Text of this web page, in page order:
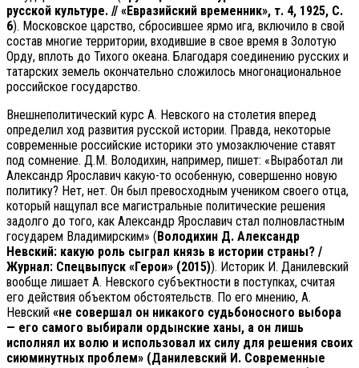
русской культуре. // «Евразийский временник», т. 4, 1925, С.
6). Московское царство, сбросившее ярмо ига, включило в свой
состав многие территории, входившие в свое время в Золотую
Орду, вплоть до Тихого океана. Благодаря соединению русских и
татарских земель окончательно сложилось многонациональное
российское государство.
Внешнеполитический курс А. Невского на столетия вперед
определил ход развития русской истории. Правда, некоторые
современные российские историки это умозаключение ставят
под сомнение. Д.М. Володихин, например, пишет: «Выработал ли
Александр Ярославич какую-то особенную, совершенно новую
политику? Нет, нет. Он был превосходным учеником своего отца,
который нащупал все магистральные политические решения
задолго до того, как Александр Ярославич стал полновластным
государем Владимирским» ( Володихин Д. Александр
Невский: какую роль сыграл князь в истории страны? /
Журнал: Спецвыпуск «Герои» (2015)). Историк И. Данилевский
вообще лишает А. Невского субъектности в поступках, считая
его действия объектом обстоятельств. По его мнению, А.
Невский «не совершал он никакого судьбоносного выбора
— его самого выбирали ордынские ханы, а он лишь
исполнял их волю и использовал их силу для решения своих
сиюминутных проблем» (Данилевский И. Современные